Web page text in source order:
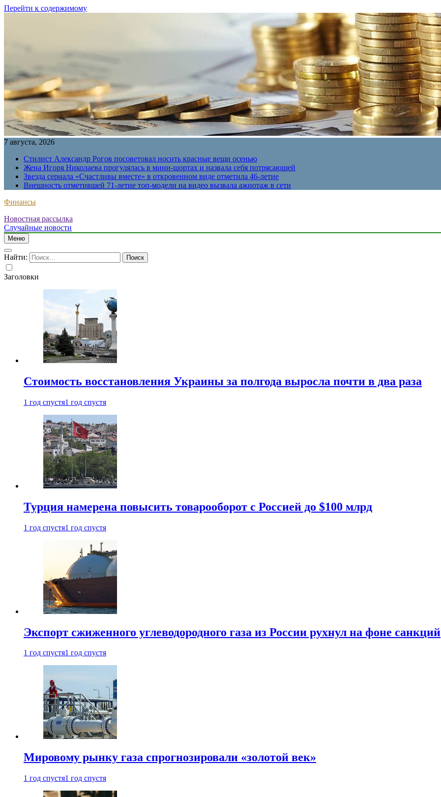
Перейти к содержимому
7 августа, 2026
Стилист Александр Рогов посоветовал носить красные вещи осенью
Жена Игоря Николаева прогулялась в мини-шортах и назвала себя потрясающей
Звезда сериала «Счастливы вместе» в откровенном виде отметила 46-летие
Внешность отметившей 71-летие топ-модели на видео вызвала ажиотаж в сети
Финансы
Новостная рассылка
Случайные новости
Меню
Найти:
Заголовки
Стоимость восстановления Украины за полгода выросла почти в два раза
1 год спустя1 год спустя
Турция намерена повысить товарооборот с Россией до $100 млрд
1 год спустя1 год спустя
Экспорт сжиженного углеводородного газа из России рухнул на фоне санкций
1 год спустя1 год спустя
Мировому рынку газа спрогнозировали «золотой век»
1 год спустя1 год спустя